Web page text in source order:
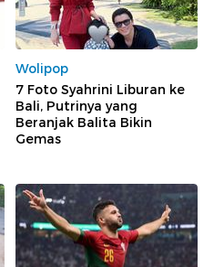
Wolipop
7 Foto Syahrini Liburan ke
Bali, Putrinya yang
Beranjak Balita Bikin
Gemas